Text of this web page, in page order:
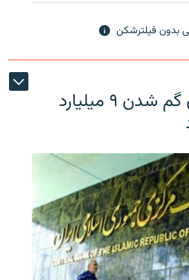
بدون فیلترشکن
بانک مرکزی ایران گم شدن ۹ میلیارد